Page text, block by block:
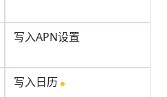
写入APN设置
写入日历